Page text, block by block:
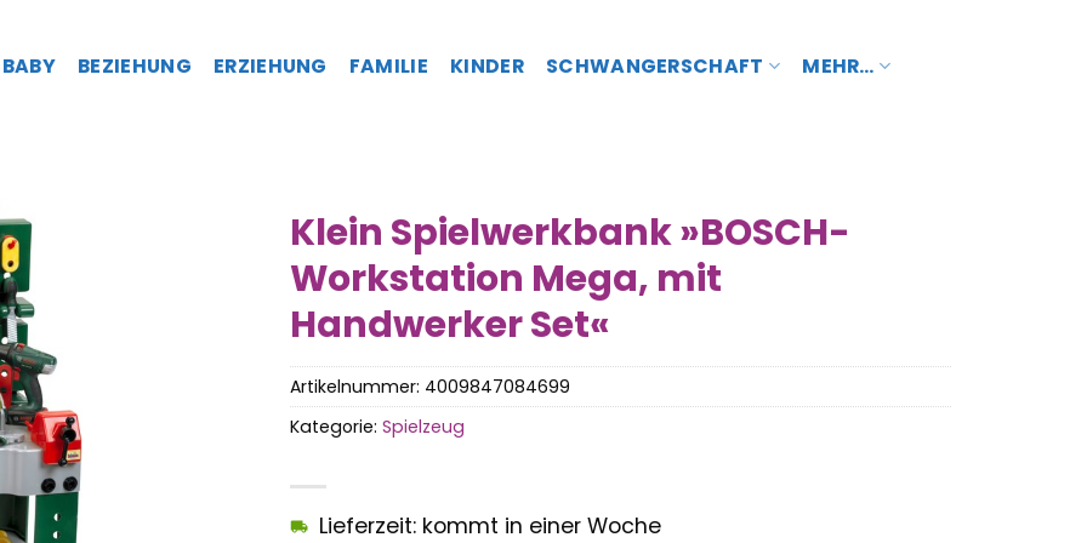
BABY BEZIEHUNG ERZIEHUNG FAMILIE KINDER SCHWANGERSCHAFT MEHR…
Klein Spielwerkbank »BOSCH-
Workstation Mega, mit
Handwerker Set«
Lieferzeit: kommt in einer Woche
Artikelnummer: 4009847084699
Kategorie: Spielzeug